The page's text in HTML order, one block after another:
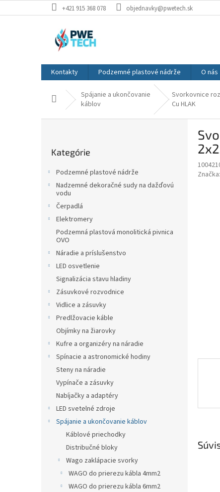
na
+421 915 368 078 objednavky@pwetech.sk
Kontakty Podzemné plastové nádrže O nás
DomovSpájanie a ukončovanie
káblov
Svorkovnice
Cu HLAK
kategórie
Kategórie
Podzemné plastové nádrže
Nadzemné dekoračné sudy na dažďovú
vodu
Čerpadlá
Elektromery
Podzemná plastová monolitická pivnica
OVO
Náradie a príslušenstvo
LED osvetlenie
Signalizácia stavu hladiny
Zásuvkové rozvodnice
Vidlice a zásuvky
Predlžovacie káble
Objímky na žiarovky
Kufre a organizéry na náradie
Spínacie a astronomické hodiny
Steny na náradie
Vypínače a zásuvky
Nabíjačky a adaptéry
LED svetelné zdroje
Spájanie a ukončovanie káblov
Káblové priechodky
Distribučné bloky
Wago zaklápacie svorky
WAGO do prierezu kábla 4mm2
WAGO do prierezu kábla 6mm2
Značka: